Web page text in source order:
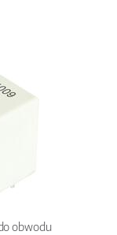
obwodu